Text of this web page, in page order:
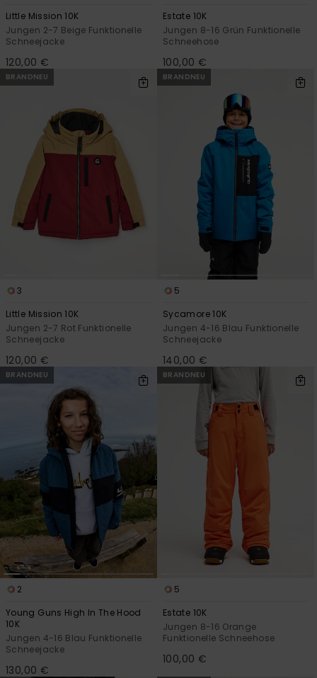
Little Mission 10K
Jungen 2-7 Beige Funktionelle
Schneejacke
120,00 €
Estate 10K
Jungen 8-16 Grün Funktionelle
Schneehose
100,00 €
BRANDNEU
3
Little Mission 10K
Jungen 2-7 Rot Funktionelle
Schneejacke
120,00 €
BRANDNEU
5
Sycamore 10K
Jungen 4-16 Blau Funktionelle
Schneejacke
140,00 €
BRANDNEU
2
Young Guns High In The Hood
10K
Jungen 4-16 Blau Funktionelle
Schneejacke
130,00 €
BRANDNEU
5
Estate 10K
Jungen 8-16 Orange
Funktionelle Schneehose
100,00 €